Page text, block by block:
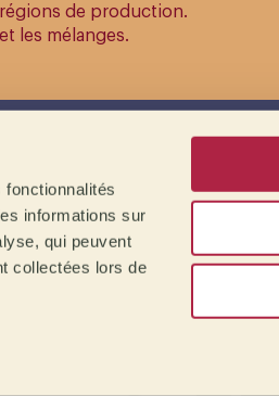
informations sur
qui peuvent
collectées lors de
de production.
les mélanges.